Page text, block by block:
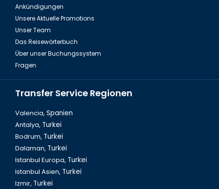
Ankündigungen
Unsere Aktuelle Promotions
Unser Team
Das Reisewörterbuch
Über unser Buchungssystem
Fragen
Transfer Service Regionen
Valencia, Spanien
Antalya, Turkei
Bodrum, Turkei
Dalaman, Turkei
Istanbul Europa, Turkei
Istanbul Asien, Turkei
Izmir, Turkei